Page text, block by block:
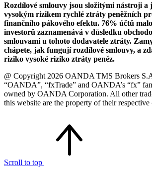
Rozdílové smlouvy jsou složitými nástroji a
vysokým rizikem rychlé ztráty peněžních
finančního pákového efektu. 76% účtů
investorů zaznamenává v důsledku
smlouvami u tohoto dodavatele ztráty.
chápete, jak fungují rozdílové smlouvy, a
riziko vysoké riziko ztráty peněz.
@ Copyright 2026 OANDA TMS Brokers
“OANDA”, “fxTrade” and OANDA’s “fx”
owned by OANDA Corporation. All other
this website are the property of their respective
Scroll to top